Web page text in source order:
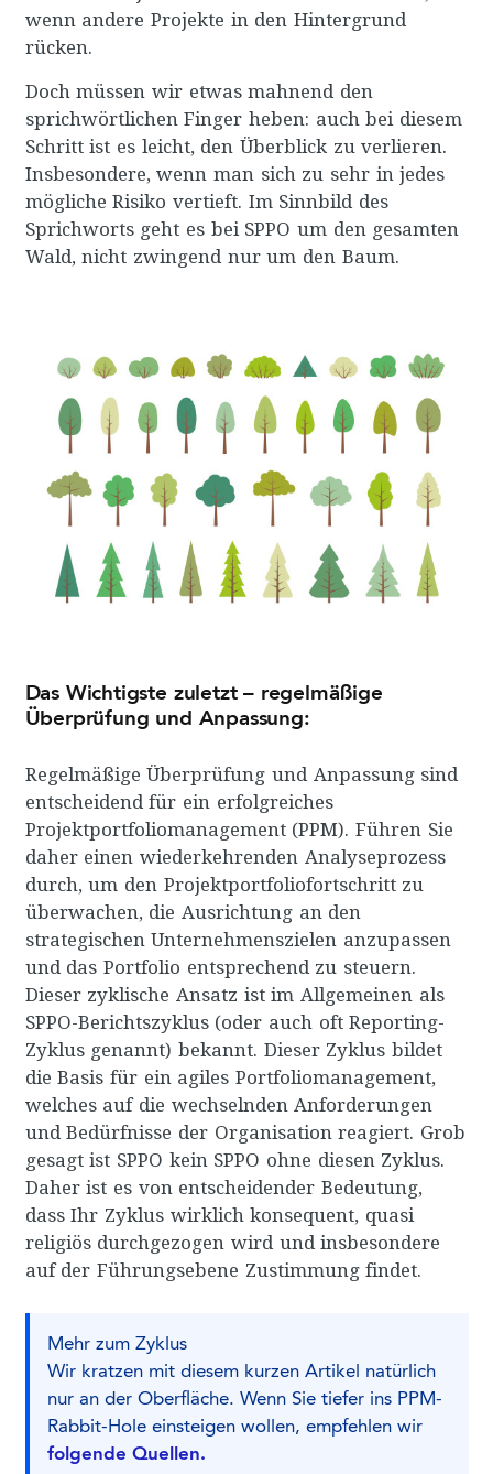
wenn andere Projekte in den Hintergrund
rücken.
Doch müssen wir etwas mahnend den
sprichwörtlichen Finger heben: auch bei diesem
Schritt ist es leicht, den Überblick zu verlieren.
Insbesondere, wenn man sich zu sehr in jedes
mögliche Risiko vertieft. Im Sinnbild des
Sprichworts geht es bei SPPO um den gesamten
Wald, nicht zwingend nur um den Baum.
Das Wichtigste zuletzt – regelmäßige
Überprüfung und Anpassung:
Regelmäßige Überprüfung und Anpassung sind
entscheidend für ein erfolgreiches
Projektportfoliomanagement (PPM). Führen Sie
daher einen wiederkehrenden Analyseprozess
durch, um den Projektportfoliofortschritt zu
überwachen, die Ausrichtung an den
strategischen Unternehmenszielen anzupassen
und das Portfolio entsprechend zu steuern.
Dieser zyklische Ansatz ist im Allgemeinen als
SPPO-Berichtszyklus (oder auch oft Reporting-
Zyklus genannt) bekannt. Dieser Zyklus bildet
die Basis für ein agiles Portfoliomanagement,
welches auf die wechselnden Anforderungen
und Bedürfnisse der Organisation reagiert. Grob
gesagt ist SPPO kein SPPO ohne diesen Zyklus.
Daher ist es von entscheidender Bedeutung,
dass Ihr Zyklus wirklich konsequent, quasi
religiös durchgezogen wird und insbesondere
auf der Führungsebene Zustimmung findet.
Mehr zum Zyklus
Wir kratzen mit diesem kurzen Artikel natürlich
nur an der Oberfläche. Wenn Sie tiefer ins PPM-
Rabbit-Hole einsteigen wollen, empfehlen wir
folgende Quellen.